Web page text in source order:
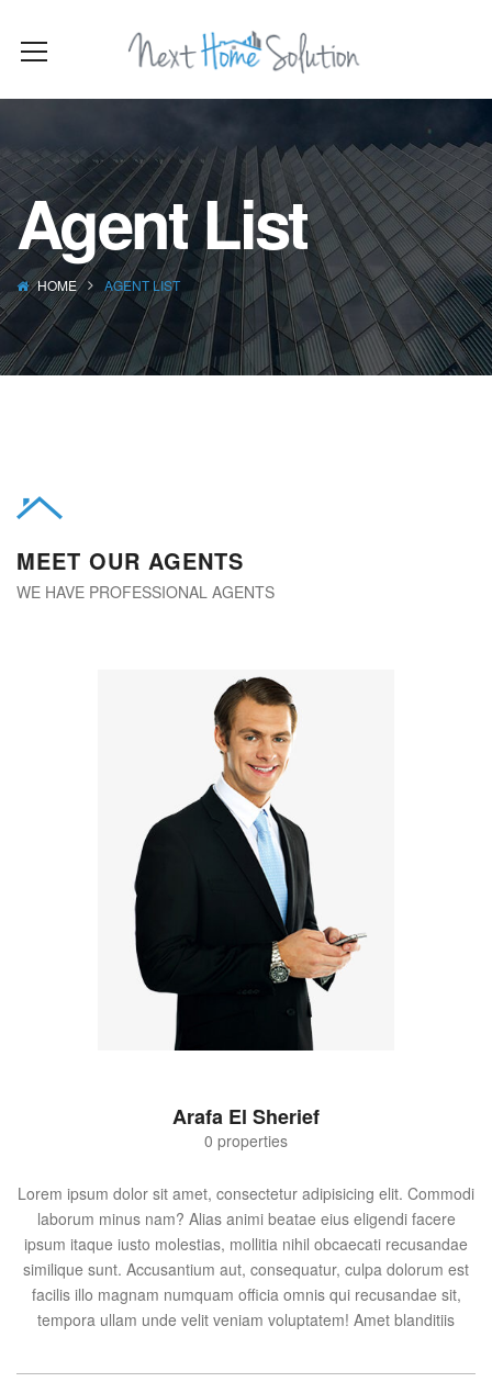
Agent List
HOME AGENT LIST
MEET OUR AGENTS
WE HAVE PROFESSIONAL AGENTS
Arafa El Sherief
0 properties
Lorem ipsum dolor sit amet, consectetur adipisicing elit. Commodi
laborum minus nam? Alias animi beatae eius eligendi facere
ipsum itaque iusto molestias, mollitia nihil obcaecati recusandae
similique sunt. Accusantium aut, consequatur, culpa dolorum est
facilis illo magnam numquam officia omnis qui recusandae sit,
tempora ullam unde velit veniam voluptatem! Amet blanditiis
obcaecati perspiciatis quisquam tempora ullam, vero? Accusamus